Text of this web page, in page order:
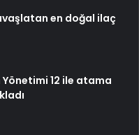
en doğal ilaç
Yönetimi 12 ile atama